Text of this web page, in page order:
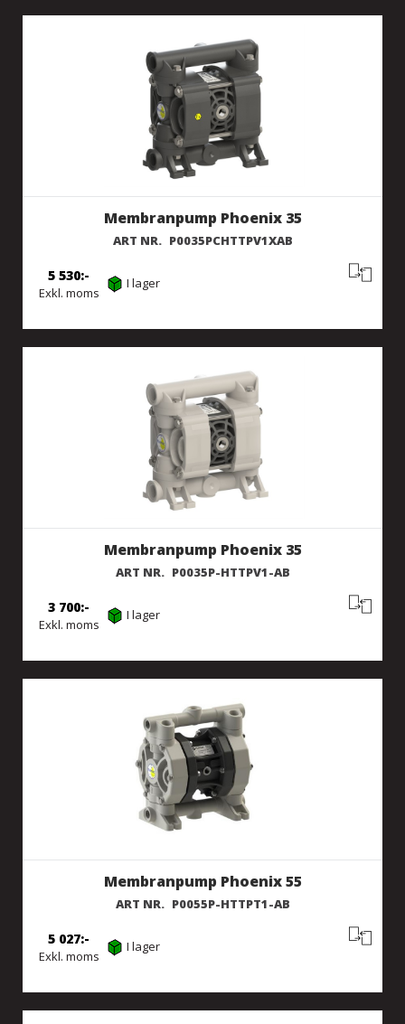
Membranpump Phoenix 35
ART NR. P0035PCHTTPV1XAB
Exkl. moms
5 530 I lager
Membranpump Phoenix 35
ART NR. P0035P-HTTPV1-AB
Exkl. moms
3 700 I lager
Membranpump Phoenix 55
ART NR. P0055P-HTTPT1-AB
Exkl. moms
5 027 I lager